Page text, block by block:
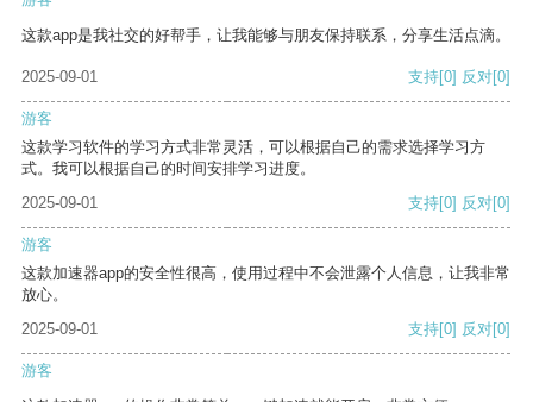
这款app是我社交的好帮手，让我能够与朋友保持联系，分享生活点滴。
2025-09-01 支持[0] 反对[0]
游客
这款学习软件的学习方式非常灵活，可以根据自己的需求选择学习方
式。我可以根据自己的时间安排学习进度。
2025-09-01
支持[0] 反对[0]
游客
这款加速器app的安全性很高，使用过程中不会泄露个人信息，让我非常
放心。
2025-09-01
支持[0] 反对[0]
游客